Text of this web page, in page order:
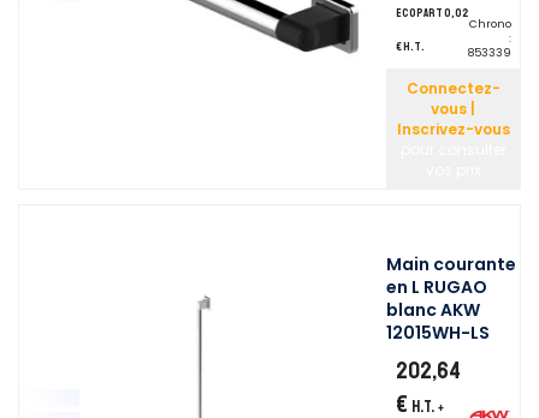
ecopart 0,02
€ H.T.
Chrono
:
853339
Connectez-
vous |
Inscrivez-vous
Main courante
en L RUGAO
blanc AKW
12015WH-LS
202,64
€ H.T. +